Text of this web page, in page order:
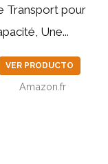
Transport pour
Une...
VER PRODUCTO
Amazon.fr